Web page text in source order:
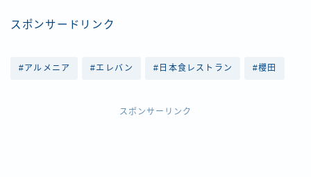
スポンサードリンク
#アルメニア #エレバン #日本食レストラン #櫻田
スポンサーリンク